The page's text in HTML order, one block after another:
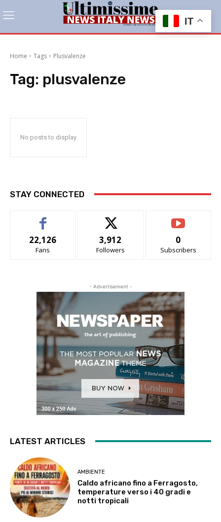
Home Tags Plusvalenze
Tag: plusvalenze
No posts to display
STAY CONNECTED
22,126
Fans
3,912
Followers
0
Subscribers
- Advertisement -
LATEST ARTICLES
AMBIENTE
Caldo africano fino a Ferragosto,
temperature verso i 40 gradi e
notti tropicali
IT